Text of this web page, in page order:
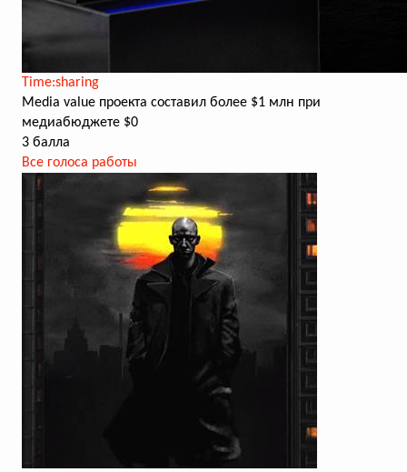
Time:sharing
Media value проекта составил более $1 млн при
медиабюджете $0
3 балла
Все голоса работы